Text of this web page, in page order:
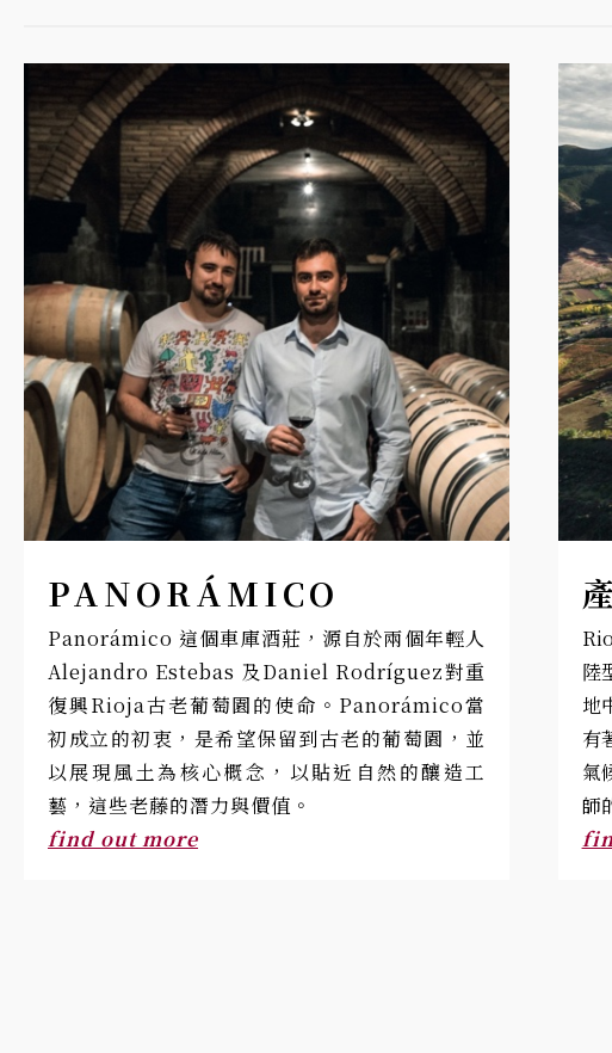
PANORÁMICO
Panorámico 這個車庫酒莊，源自於兩個年輕人
Alejandro Estebas 及Daniel Rodríguez對重
復興Rioja古老葡萄園的使命。Panorámico當
初成立的初衷，是希望保留到古老的葡萄園，並
以展現風土為核心概念，以貼近自然的釀造工
藝，這些老藤的潛力與價值。
find out more
陸
地
有
氣
師